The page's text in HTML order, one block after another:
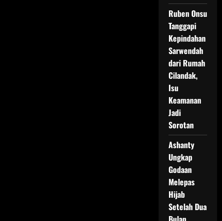
Ruben Onsu
Tanggapi
Kepindahan
Sarwendah
dari Rumah
Cilandak,
Isu
Keamanan
Jadi
Sorotan
Ashanty
Ungkap
Godaan
Melepas
Hijab
Setelah Dua